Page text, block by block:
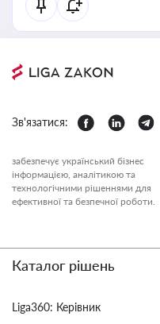
Зв'язатися:
забезпечує український бізнес
інформацією, аналітикою та
технологічними рішеннями для
ефективної та безпечної роботи.
Каталог рішень
Liga360: Керівник